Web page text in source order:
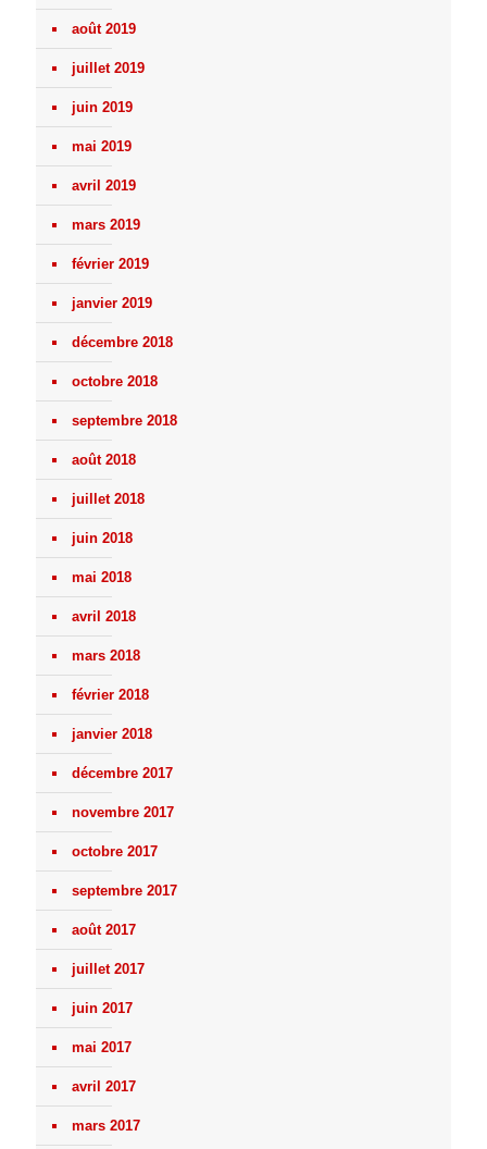
août 2019
juillet 2019
juin 2019
mai 2019
avril 2019
mars 2019
février 2019
janvier 2019
décembre 2018
octobre 2018
septembre 2018
août 2018
juillet 2018
juin 2018
mai 2018
avril 2018
mars 2018
février 2018
janvier 2018
décembre 2017
novembre 2017
octobre 2017
septembre 2017
août 2017
juillet 2017
juin 2017
mai 2017
avril 2017
mars 2017